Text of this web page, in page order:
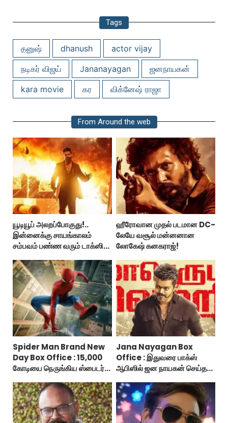
Tags
தனுஷ் dhanush
actor vijay
நடிகர் விஜய்
Jananayagan
ஜனநாயகன்
kara movie
கர விக்னேஷ் ராஜா
From Around the web
யூடியூப் அலறப்போகுது!..
இன்னைக்கு சாயங்காலம்
சம்பவம் பண்ண வரும் டாக்ஸிக்
ஹீரோவான முதல் படமான DC-
லேயே வசூல் மன்னனான
லோகேஷ் கனகராஜ்!
Spider Man Brand New
Day Box Office : 15,000
கோடியை நெருங்கிய ஸ்பைடர்
Jana Nayagan Box
Office : இதுவரை பாக்ஸ்
ஆபிஸில் ஜன நாயகன் செய்த